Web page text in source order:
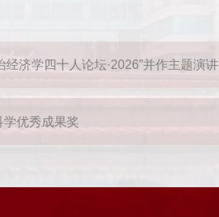
经济学四十人论坛·2026”并作主题演讲
优秀成果奖